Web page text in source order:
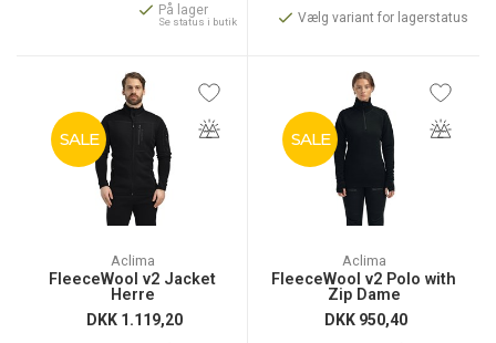
På lager
Se status i butik Vælg variant for lagerstatus
SALE
Aclima
FleeceWool v2 Jacket
Herre
DKK 1.119,20
SALE
Aclima
FleeceWool v2 Polo with
Zip Dame
DKK 950,40